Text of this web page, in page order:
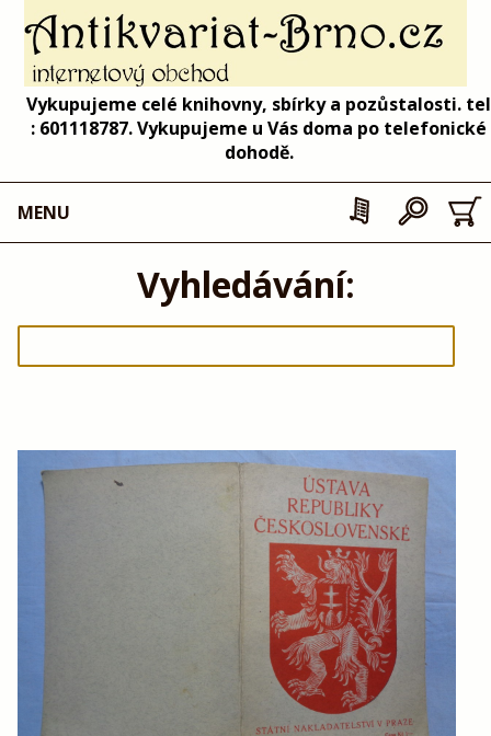
Vykupujeme celé knihovny, sbírky a pozůstalosti. tel
: 601118787. Vykupujeme u Vás doma po telefonické
dohodě.
MENU
Vyhledávání: